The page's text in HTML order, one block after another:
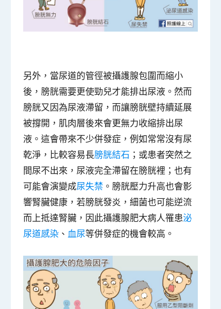
另外，當尿道的管徑被攝護腺包圍而縮小
後，膀胱需要更使勁兒才能排出尿液。然而
膀胱又因為尿液滯留，而讓膀胱壁持續延展
被撐開，肌肉層後來會更無力收縮排出尿
液。這會帶來不少併發症，例如常常沒有尿
乾淨，比較容易長膀胱結石 ；或患者突然之
間尿不出來 ，尿液完全滯留在膀胱裡；也有
可能會演變成尿失禁 。膀胱壓力升高也會影
響腎臟健康，若膀胱發炎，細菌也可能逆流
而上抵達腎臟，因此攝護腺肥大病人罹患泌
尿道感染 、 血尿等併發症的機會較高。